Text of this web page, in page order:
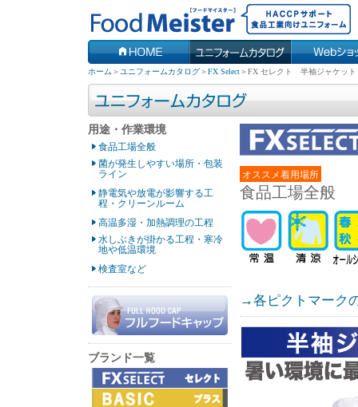
ホーム ＞ ユニフォームカタログ＞FX Select＞FX セレクト 半袖ジャケット
オススメ着用場所
食品工場全般
→各ピクトマーク
用途・作業環境
食品工場全般
菌が発生しやすい場所・包装
ライン
静電気や放電が影響する工
程・クリーンルーム
高温多湿・加熱調理の工程
水しぶきが掛かる工程・寒冷
地や低温環境
検査室など
ブランド一覧